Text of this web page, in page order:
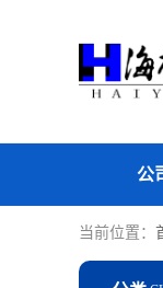
公
当前位置：